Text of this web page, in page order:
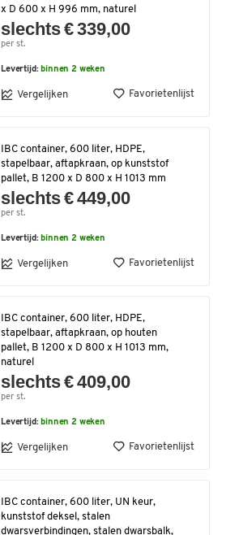
x D 600 x H 996 mm, naturel
slechts € 339,00
per st.
Levertijd: binnen 2 weken
Vergelijken Favorietenlijst
IBC container, 600 liter, HDPE,
stapelbaar, aftapkraan, op kunststof
pallet, B 1200 x D 800 x H 1013 mm
slechts € 449,00
per st.
Levertijd: binnen 2 weken
Vergelijken Favorietenlijst
IBC container, 600 liter, HDPE,
stapelbaar, aftapkraan, op houten
pallet, B 1200 x D 800 x H 1013 mm,
naturel
slechts € 409,00
per st.
Levertijd: binnen 2 weken
Vergelijken Favorietenlijst
IBC container, 600 liter, UN keur,
kunststof deksel, stalen
dwarsverbindingen, stalen dwarsbalk,